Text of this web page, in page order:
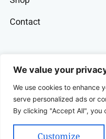
We value your
We use cookies to enhance
serve personalized ads or
By clicking "Accept All", you
Customize
Contact
GET IN TOCH
+91 9073 228 386
9B, Wood Street,
India